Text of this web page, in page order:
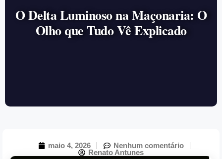
O Delta Luminoso na Maçonaria: O
Olho que Tudo Vê Explicado
maio 4, 2026
Nenhum comentário
Renato Antunes